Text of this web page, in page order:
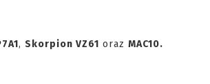
, Skorpion VZ61 oraz MAC10.